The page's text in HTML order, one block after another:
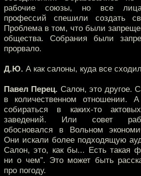
рабочие союзы, но все лица
профессий спешили создать
Проблема в том, что были
общества. Собрания были
прорвало.
Д.Ю. А как салоны, куда все
Павел Перец. Салон, это другое.
в количественном отношении.
собираться в каких-то
заведений. Или совет
обосновался в Вольном
Они искали более подходящую
Салон, это, как бы... Есть такая
ни о чем”. Это может быть
про погоду.